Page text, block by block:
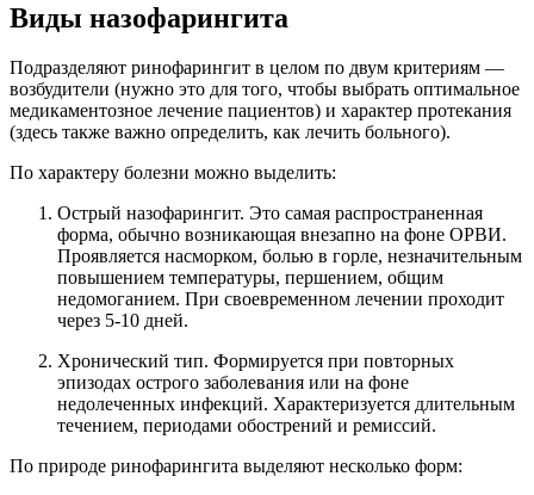
Виды назофарингита
Подразделяют ринофарингит в целом по двум критериям —
возбудители (нужно это для того, чтобы выбрать оптимальное
медикаментозное лечение пациентов) и характер протекания
(здесь также важно определить, как лечить больного).
По характеру болезни можно выделить:
Острый назофарингит. Это самая распространенная
форма, обычно возникающая внезапно на фоне ОРВИ.
Проявляется насморком, болью в горле, незначительным
повышением температуры, першением, общим
недомоганием. При своевременном лечении проходит
через 5-10 дней.
Хронический тип. Формируется при повторных
эпизодах острого заболевания или на фоне
недолеченных инфекций. Характеризуется длительным
течением, периодами обострений и ремиссий.
По природе ринофарингита выделяют несколько форм: